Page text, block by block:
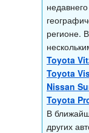
регионе.
Toyota
Toyota
Nissan
Toyota
В
других